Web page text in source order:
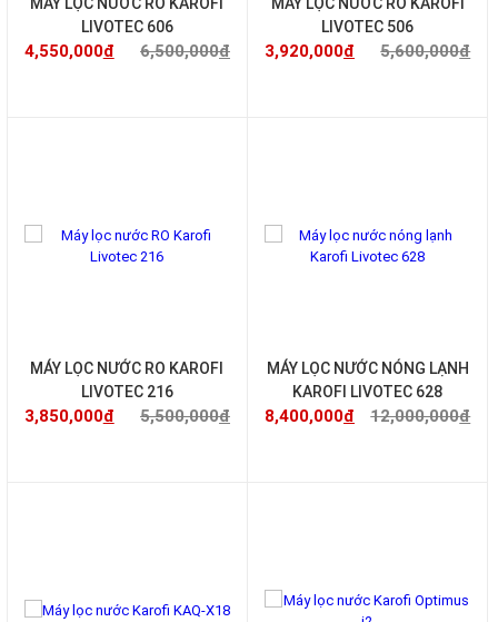
LIVOTEC 606
4,550,000đ 6,500,000đ
LIVOTEC 506
3,920,000đ 5,600,000đ
MÁY LỌC NƯỚC RO KAROFI
LIVOTEC 216
3,850,000đ 5,500,000đ
MÁY LỌC NƯỚC NÓNG LẠNH
KAROFI LIVOTEC 628
8,400,000đ 12,000,000đ